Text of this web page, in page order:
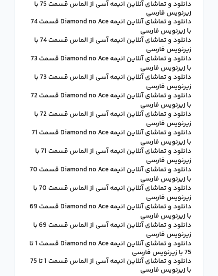
دانلود و تماشای آنلاین انیمه آسی از الماس قسمت 75 با
زیرنویس فارسی
دانلود و تماشای آنلاین انیمه Diamond no Ace قسمت 74
با زیرنویس فارسی
دانلود و تماشای آنلاین انیمه آسی از الماس قسمت 74 با
زیرنویس فارسی
دانلود و تماشای آنلاین انیمه Diamond no Ace قسمت 73
با زیرنویس فارسی
دانلود و تماشای آنلاین انیمه آسی از الماس قسمت 73 با
زیرنویس فارسی
دانلود و تماشای آنلاین انیمه Diamond no Ace قسمت 72
با زیرنویس فارسی
دانلود و تماشای آنلاین انیمه آسی از الماس قسمت 72 با
زیرنویس فارسی
دانلود و تماشای آنلاین انیمه Diamond no Ace قسمت 71
با زیرنویس فارسی
دانلود و تماشای آنلاین انیمه آسی از الماس قسمت 71 با
زیرنویس فارسی
دانلود و تماشای آنلاین انیمه Diamond no Ace قسمت 70
با زیرنویس فارسی
دانلود و تماشای آنلاین انیمه آسی از الماس قسمت 70 با
زیرنویس فارسی
دانلود و تماشای آنلاین انیمه Diamond no Ace قسمت 69
با زیرنویس فارسی
دانلود و تماشای آنلاین انیمه آسی از الماس قسمت 69 با
زیرنویس فارسی
دانلود و تماشای آنلاین انیمه Diamond no Ace قسمت 1 تا
75 با زیرنویس فارسی
دانلود و تماشای آنلاین انیمه آسی از الماس قسمت 1 تا 75
با زیرنویس فارسی